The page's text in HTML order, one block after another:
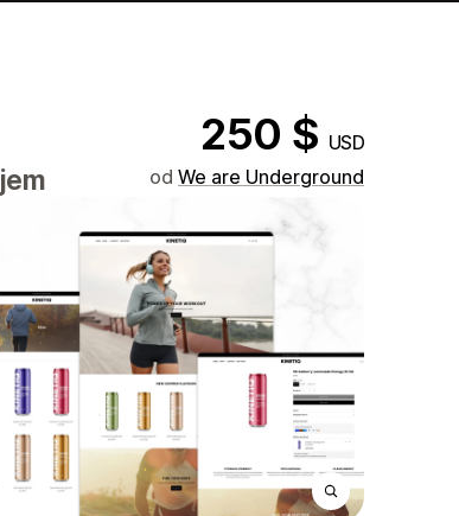
250 $ USD
od We are Underground